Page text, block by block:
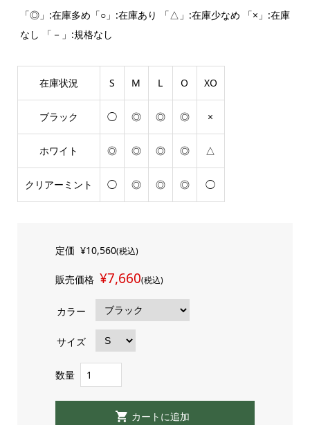
「◎」:在庫多め「○」:在庫あり 「△」:在庫少なめ 「×」:在庫
なし 「－」:規格なし
在庫状況 S M L O XO
ブラック ◯ ◎ ◎ ◎ ×
ホワイト ◎ ◎ ◎ ◎ △
クリアーミント ◯ ◎ ◎ ◎ ◯
定価 ¥10,560(税込)
販売価格 ¥7,660(税込)
カラー
サイズ
数量